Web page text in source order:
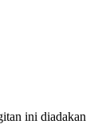
ini diadakan